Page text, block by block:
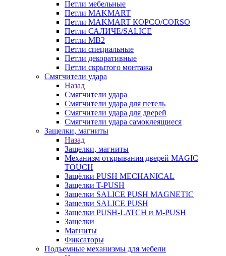
Петли мебельные
Петли MAKMART
Петли MAKMART КОРСО/CORSO
Петли САЛИЧЕ/SALICE
Петли MB2
Петли специальные
Петли декоративные
Петли скрытого монтажа
Смягчители удара
Назад
Смягчители удара
Смягчители удара для петель
Смягчители удара для дверей
Cмягчители удара самоклеящиеся
Защелки, магниты
Назад
Защелки, магниты
Механизм открывания дверей MAGIC
TOUCH
Защёлки PUSH MECHANICAL
Защелки T-PUSH
Защелки SALICE PUSH MAGNETIC
Защелки SALICE PUSH
Защелки PUSH-LATCH и M-PUSH
Защелки
Магниты
Фиксаторы
Подъемные механизмы для мебели